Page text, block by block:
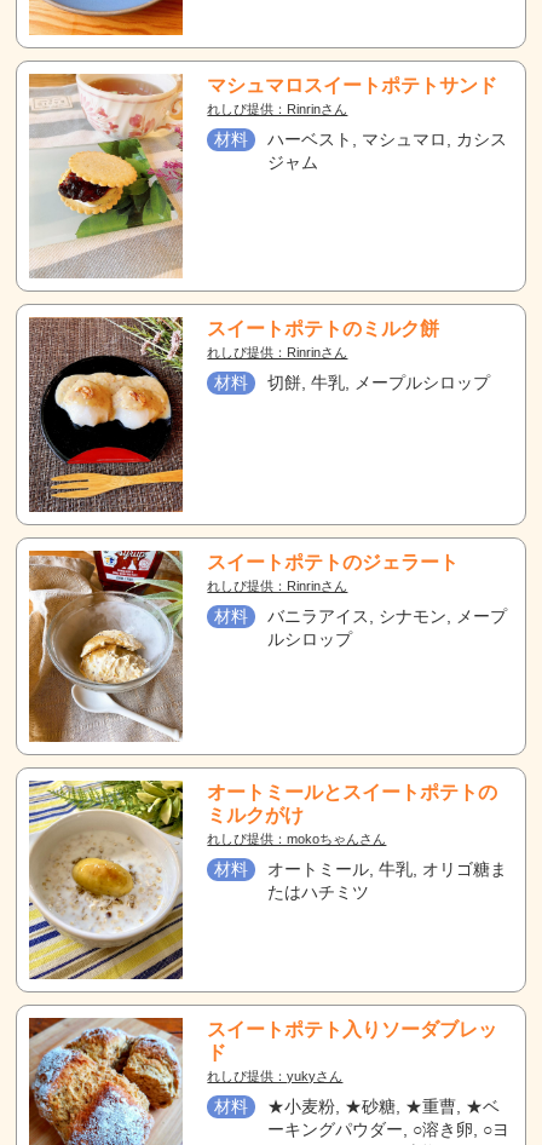
マシュマロスイートポテトサンド
れしぴ提供：Rinrinさん
材料
ハーベスト, マシュマロ, カシス
ジャム
スイートポテトのミルク餅
れしぴ提供：Rinrinさん
材料 切餅, 牛乳, メープルシロップ
スイートポテトのジェラート
れしぴ提供：Rinrinさん
材料
バニラアイス, シナモン, メープ
ルシロップ
オートミールとスイートポテトの
ミルクがけ
れしぴ提供：mokoちゃんさん
材料
オートミール, 牛乳, オリゴ糖ま
たはハチミツ
スイートポテト入りソーダブレッ
ド
れしぴ提供：yukyさん
材料
★小麦粉, ★砂糖, ★重曹, ★ベ
ーキングパウダー, ○溶き卵, ○ヨ